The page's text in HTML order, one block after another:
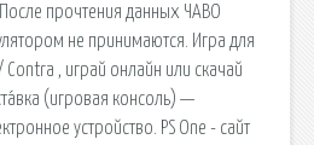
После прочтения данных ЧАВО
не принимаются. Игра для
Contra , играй онлайн или скачай
(игровая консоль) —
устройство. PS One - сайт